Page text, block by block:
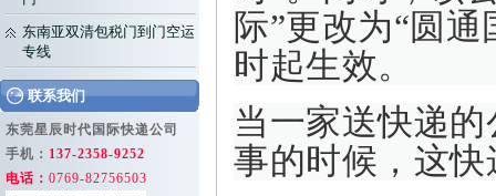
东南亚双清包税门到门空运
专线
联系我们
东莞星辰时代国际快递公司
手机： 137-2358-9252
电话： 0769-82756503
际”更改为“圆
时起生效。
当一家送快递
事的时候，这